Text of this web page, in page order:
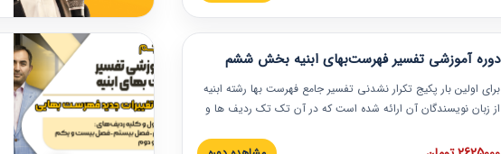
به همراه تجربیات عملی ارائه شده است.
دوره آموزشی تفسیر فهرست‌بهای ابنیه بخش ششم
برای اولین بار پکیج تکرار نشدنی تفسیر جامع فهرست بها رشته ابنیه
از زبان نویسندگان آن ارائه شده است که در آن تک تک ردیف ها و
تصویری بوده و به همراه تصاویر عملیات اجرایی مرتبط با ردیف های